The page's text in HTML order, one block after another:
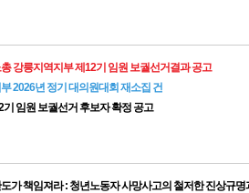
강릉지역지부 제12기 임원 보궐선거결과 공고
2026년 정기 대의원대회 재소집 건
임원 보궐선거 후보자 확정 공고
가 책임져라 : 청년노동자 사망사고의 철저한 진상규